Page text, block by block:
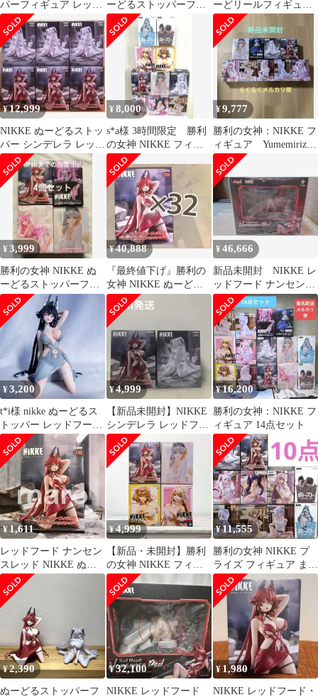
パーフィギュア レッド
フード
ーどるストッパーフィ
ギュア レッドフー
ド シンデレラ
ーどリールフィギュア
アニス バイパーぬーど
るストッパ
¥12,999
NIKKE ぬーどるストッ
パー シンデレラ レッド
フード 6体セット
¥8,000
s*a様 3時間限定 勝利
の女神 NIKKE フィギ
ュア まとめ売り 10体セ
ッ
¥9,777
勝利の女神：NIKKE フ
ィギュア Yumemirize
ぬーどる まとめ売り
¥3,999
勝利の女神 NIKKE ぬ
ーどるストッパーフィ
ギュア 4種セット
¥40,888
『最終値下げ』勝利の
女神 NIKKE ぬーどる
ストッパー レッドフー
ド 32個
¥46,666
新品未開封 NIKKE レ
ッドフード ナンセンス
レッド 1/4 完成品フィ
ギュア
¥3,200
t*i様 nikke ぬーどるス
トッパー レッドフード
ナンセンスレッド リペ
イ
¥4,999
【新品未開封】NIKKE
シンデレラ レッドフー
ド ぬーどるストッパー
¥16,200
勝利の女神：NIKKE フ
ィギュア 14点セット
¥1,611
レッドフード ナンセン
スレッド NIKKE ぬー
どるストッパーフィギ
ュア
¥4,999
【新品・未開封】勝利
の女神 NIKKE フィギ
ュア 4体セット
¥11,555
勝利の女神 NIKKE プ
ライズ フィギュア まと
め売り 10点
¥2,390
ぬーどるストッパーフ
¥32,100
NIKKE レッドフード
¥ 1,980
NIKKE レッドフード・